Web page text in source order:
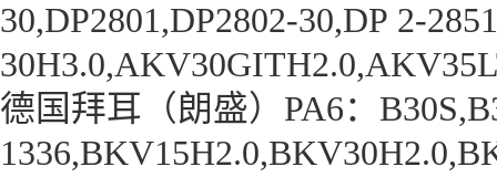
30,DP2801,DP2802-30,DP 2-
德国拜耳（朗盛）PA6：